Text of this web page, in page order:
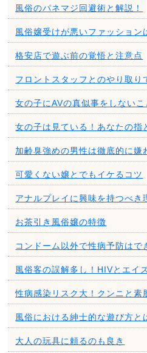
風俗のパネマジ回避術と解説！
風俗嬢受けが悪いファッション
格安店で遊ぶ前の覚悟と注意点
フロントスタッフとのやり取り
女の子にAVの真似事をしないこ
女の子は見ている！あなたの指
加齢臭強めの男性は徹底的に嫌
可愛くない嬢とでもイケるコツ
アナルプレイに興味を持つべき
お茶引き風俗嬢の特徴
コンドーム以外で性病予防はで
風俗客の誤解多し！HIVとエイ
性病感染リスク大！クンニと素
風俗における紳士的な遊び方と
大人の玩具に頼るのも良き